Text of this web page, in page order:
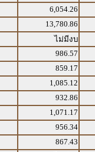
6,054.26
13,780.86
ไม่มีงบ
986.57
859.17
1,085.12
932.86
1,071.17
956.34
867.43